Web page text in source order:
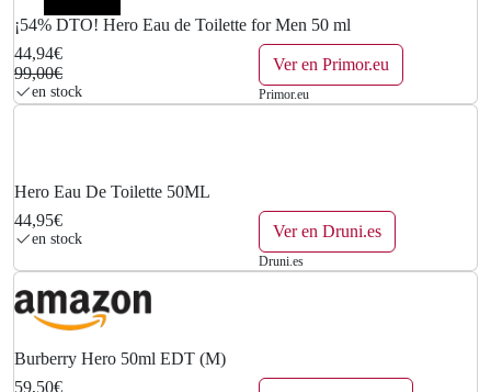
¡54% DTO! Hero Eau de Toilette for Men 50 ml
44,94€
99,00€
en stock
Ver en Primor.eu
Primor.eu
Hero Eau De Toilette 50ML
44,95€
en stock Ver en Druni.es
Druni.es
Burberry Hero 50ml EDT (M)
59,50€